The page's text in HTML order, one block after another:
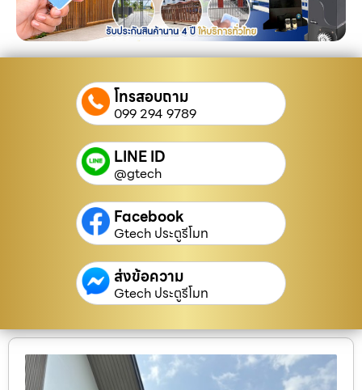
โทรสอบถาม
099 294 9789
LINE ID
@gtech
Facebook
Gtech ประตูรีโมท
ส่งข้อความ
Gtech ประตูรีโมท